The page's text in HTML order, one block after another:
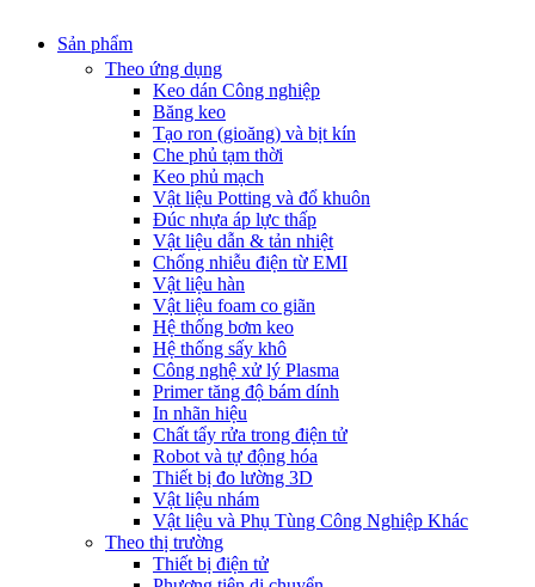
Sản phẩm
Theo ứng dụng
Keo dán Công nghiệp
Băng keo
Tạo ron (gioăng) và bịt kín
Che phủ tạm thời
Keo phủ mạch
Vật liệu Potting và đổ khuôn
Đúc nhựa áp lực thấp
Vật liệu dẫn & tản nhiệt
Chống nhiễu điện từ EMI
Vật liệu hàn
Vật liệu foam co giãn
Hệ thống bơm keo
Hệ thống sấy khô
Công nghệ xử lý Plasma
Primer tăng độ bám dính
In nhãn hiệu
Chất tẩy rửa trong điện tử
Robot và tự động hóa
Thiết bị đo lường 3D
Vật liệu nhám
Vật liệu và Phụ Tùng Công Nghiệp Khác
Theo thị trường
Thiết bị điện tử